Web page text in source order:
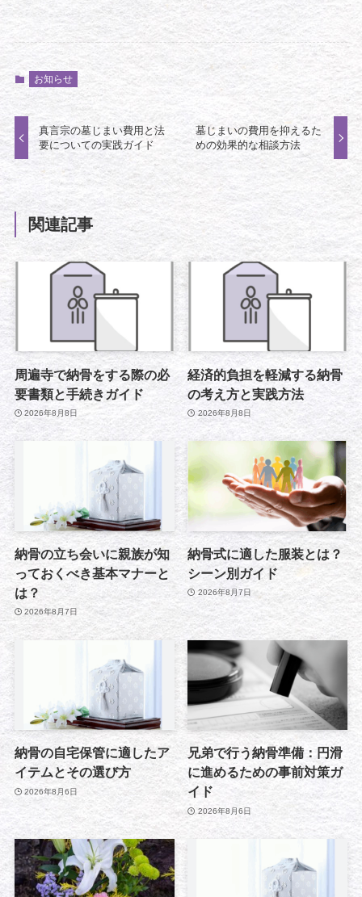
お知らせ
真言宗の墓じまい費用と法
要についての実践ガイド
墓じまいの費用を抑えるた
めの効果的な相談方法
関連記事
周遍寺で納骨をする際の必
要書類と手続きガイド
2026年8月8日
経済的負担を軽減する納骨
の考え方と実践方法
2026年8月8日
納骨の立ち会いに親族が知
っておくべき基本マナーと
は？
2026年8月7日
納骨式に適した服装とは？
シーン別ガイド
2026年8月7日
納骨の自宅保管に適したア
イテムとその選び方
2026年8月6日
兄弟で行う納骨準備：円滑
に進めるための事前対策ガ
イド
2026年8月6日